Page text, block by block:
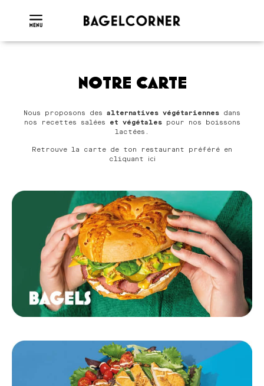
NOTRE CARTE
Nous proposons des alternatives végétariennes dans
nos recettes salées et végétalespour nos boissons
lactées.
Retrouve la carte de ton restaurant préféré en
cliquant
ici